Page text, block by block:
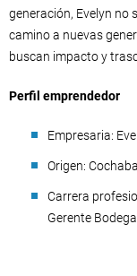
generación, Evelyn no
camino a nuevas
buscan impacto y
Perfil emprendedor
Empresaria:
Origen:
Carrera
Gerente